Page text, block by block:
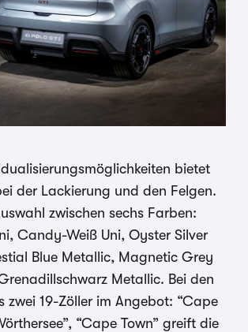
bietet
der Lackierung und den Felgen.
zwischen sechs Farben:
Candy-Weiß Uni, Oyster Silver
Blue Metallic, Magnetic Grey
Metallic. Bei den
zwei 19-Zöller im Angebot: “Cape
“Cape Town” greift die